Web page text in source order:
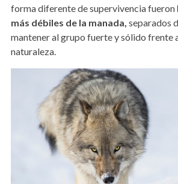
forma diferente de supervivencia fueron
más débiles de la manada, separados
mantener al grupo fuerte y sólido frente
naturaleza.